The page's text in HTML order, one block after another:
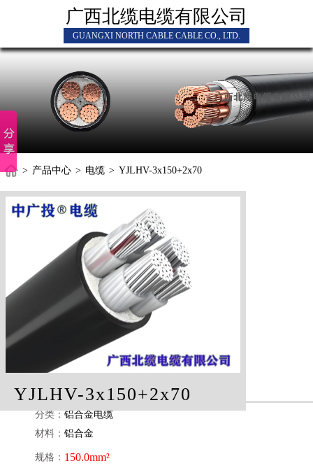
广西北缆电缆有限公司
GUANGXI NORTH CABLE CABLE CO., LTD.
> 产品中心 > 电缆 > YJLHV-3x150+2x70
YJLHV-3x150+2x70
分类：铝合金电缆
材料：铝合金
规格： 150.0mm²